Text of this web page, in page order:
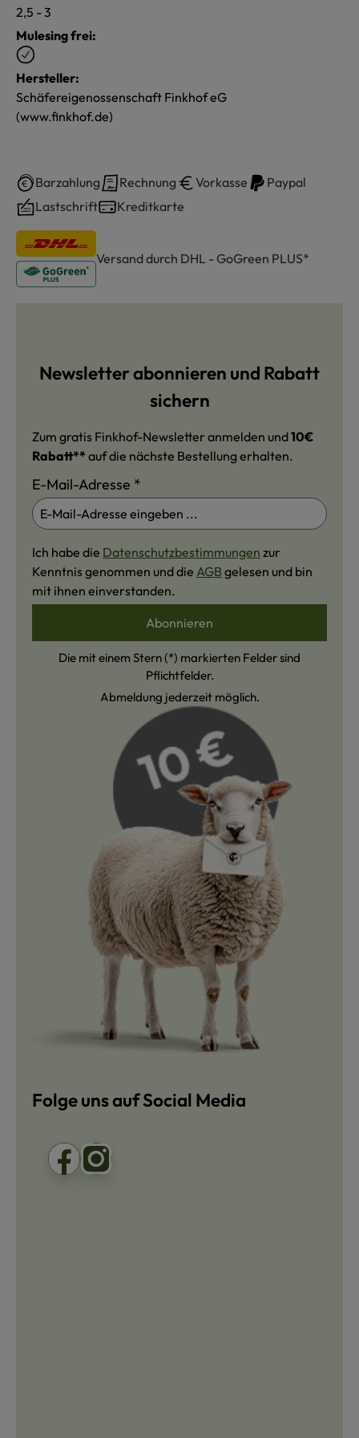
2,5 - 3
Mulesing frei:
Hersteller:
Schäfereigenossenschaft Finkhof eG
(www.finkhof.de)
Barzahlung Rechnung Vorkasse
Paypal
Lastschrift
Kreditkarte
Versand durch DHL - GoGreen PLUS*
Newsletter abonnieren und Rabatt
sichern
Zum gratis Finkhof-Newsletter anmelden und10€
Rabatt** auf die nächste Bestellung erhalten.
E-Mail-Adresse *
Ich habe die Datenschutzbestimmungen zur
Kenntnis genommen und die AGB gelesen und bin
mit ihnen einverstanden.
Abonnieren
Die mit einem Stern (*) markierten Felder sind
Pflichtfelder.
Abmeldung jederzeit möglich.
Folge uns auf Social Media